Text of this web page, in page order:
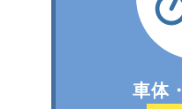
車体